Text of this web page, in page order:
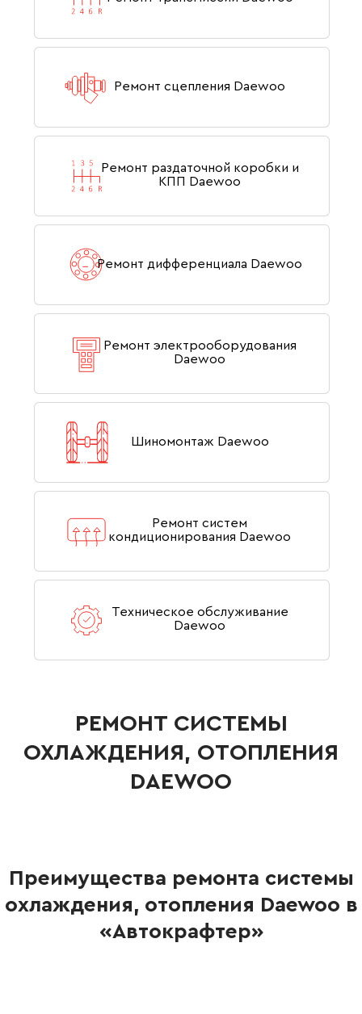
Ремонт сцепления Daewoo
Ремонт раздаточной коробки и
КПП Daewoo
Ремонт дифференциала Daewoo
Ремонт электрооборудования
Daewoo
Шиномонтаж Daewoo
Ремонт систем
кондиционирования Daewoo
Техническое обслуживание
Daewoo
РЕМОНТ СИСТЕМЫ
ОХЛАЖДЕНИЯ, ОТОПЛЕНИЯ
DAEWOO
Преимущества ремонта системы
охлаждения, отопления Daewoo в
«Автокрафтер»